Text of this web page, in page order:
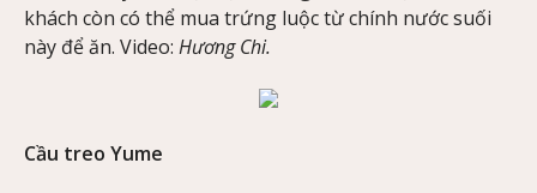
khách còn có thể mua trứng luộc từ chính nước suối
này để ăn. Video: Hương Chi.
Cầu treo Yume